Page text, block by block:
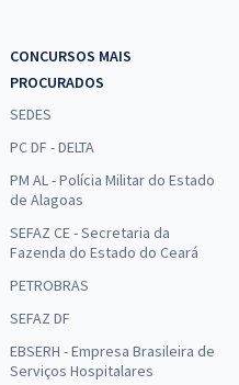
CONCURSOS MAIS
PROCURADOS
SEDES
PC DF - DELTA
PM AL - Polícia Militar do Estado
de Alagoas
SEFAZ CE - Secretaria da
Fazenda do Estado do Ceará
PETROBRAS
SEFAZ DF
EBSERH - Empresa Brasileira de
Serviços Hospitalares